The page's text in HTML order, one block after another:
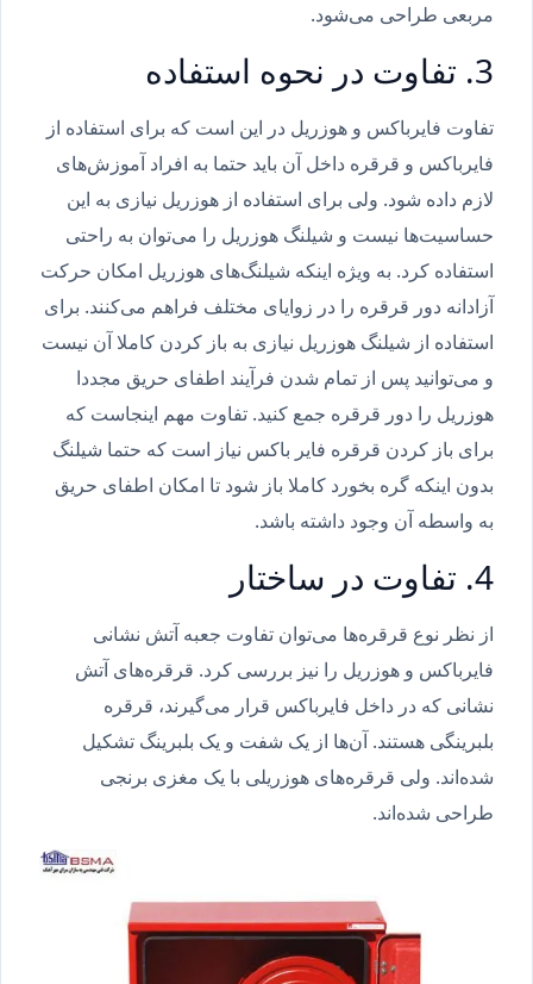
مربعی طراحی می‌شود.
3. تفاوت در نحوه استفاده
تفاوت فایرباکس و هوزریل در این است که برای استفاده از
فایرباکس و قرقره داخل آن باید حتما به افراد آموزش‌های
لازم داده شود. ولی برای استفاده از هوزریل نیازی به این
حساسیت‌ها نیست و شیلنگ‌ هوزریل را می‌توان به راحتی
استفاده کرد. به ویژه اینکه شیلنگ‌‌های هوزریل امکان حرکت
آزادانه دور قرقره را در زوایای مختلف فراهم می‌کنند. برای
استفاده از شیلنگ‌ هوزریل نیازی به باز کردن کاملا آن نیست
و می‌توانید پس از تمام شدن فرآیند اطفای حریق مجددا
هوزریل را دور قرقره جمع کنید. تفاوت مهم اینجاست که
برای باز کردن قرقره فایر باکس نیاز است که حتما شیلنگ‌
بدون اینکه گره بخورد کاملا باز شود تا امکان اطفای حریق
به واسطه آن وجود داشته باشد.
4. تفاوت در ساختار
از نظر نوع قرقره‌ها می‌توان تفاوت جعبه آتش نشانی
فایرباکس و هوزریل را نیز بررسی کرد. قرقره‌های آتش
نشانی که در داخل فایرباکس قرار می‌گیرند، قرقره
بلبرینگی هستند. آن‌ها از یک شفت و یک بلبرینگ تشکیل
شده‌اند. ولی قرقره‌های هوزریلی با یک مغزی برنجی
طراحی شده‌اند.